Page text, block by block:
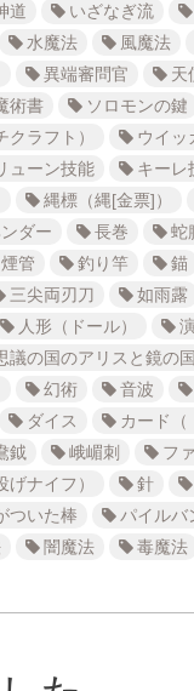
道
いざなぎ流
水魔法
風魔法
異端審問官
天
術書
ソロモンの鍵
ラフト）
ウイッ
ューン技能
キーレ
縄標（縄[金票]）
ダー 長巻
蛇
煙管 釣り竿
錨
三尖両刃刀
如雨露
人形（ドール）
議の国のアリスと鏡の
幻術
音波
ダイス
カード（
鉞 峨嵋刺
フ
ナイフ）
針
ついた棒
パイルバ
闇魔法
毒魔法